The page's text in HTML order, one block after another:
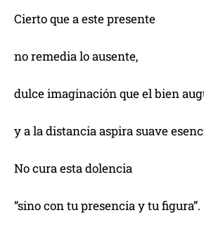
Cierto que a este presente
no remedia lo ausente,
dulce imaginación que el bien
y a la distancia aspira suave
No cura esta dolencia
“sino con tu presencia y tu figura”.